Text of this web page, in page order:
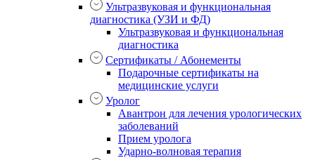
Ультразвуковая и функциональная
диагностика (УЗИ и ФД)
Ультразвуковая и функциональная
диагностика
Сертификаты / Абонементы
Подарочные сертификаты на
медицинские услуги
Уролог
Авантрон для лечения урологических
заболеваний
Прием уролога
Ударно-волновая терапия